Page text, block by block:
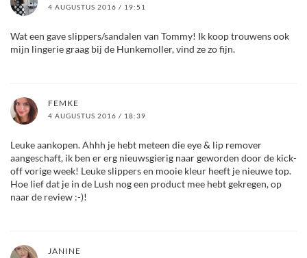
4 AUGUSTUS 2016 / 19:51
Wat een gave slippers/sandalen van Tommy! Ik koop trouwens ook
mijn lingerie graag bij de Hunkemoller, vind ze zo fijn.
FEMKE
4 AUGUSTUS 2016 / 18:39
Leuke aankopen. Ahhh je hebt meteen die eye & lip remover
aangeschaft, ik ben er erg nieuwsgierig naar geworden door de kick-
off vorige week! Leuke slippers en mooie kleur heeft je nieuwe top.
Hoe lief dat je in de Lush nog een product mee hebt gekregen, op
naar de review :-)!
JANINE